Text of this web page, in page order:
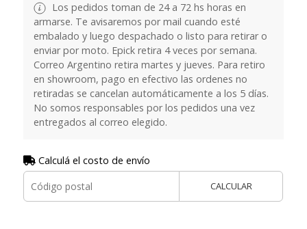
Los pedidos toman de 24 a 72 hs horas en
armarse. Te avisaremos por mail cuando esté
embalado y luego despachado o listo para retirar o
enviar por moto. Epick retira 4 veces por semana.
Correo Argentino retira martes y jueves. Para retiro
en showroom, pago en efectivo las ordenes no
retiradas se cancelan automáticamente a los 5 días.
No somos responsables por los pedidos una vez
entregados al correo elegido.
Calculá el costo de envío
CALCULAR